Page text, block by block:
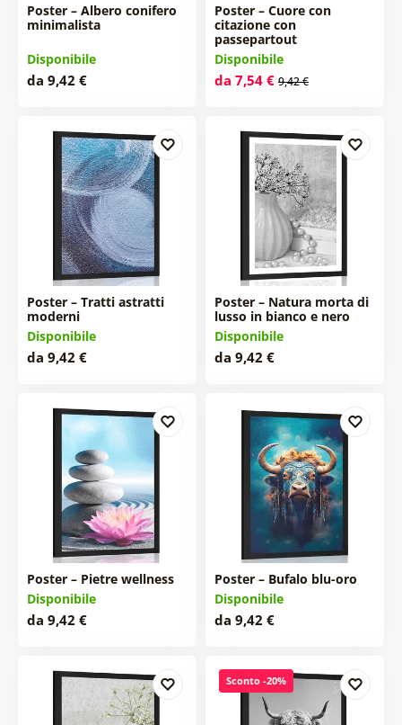
Poster – Albero conifero
minimalista
Disponibile
da 9,42 €
Poster – Cuore con
citazione con
passepartout
Disponibile
da 7,54 € 9,42 €
Poster – Tratti astratti
moderni
Disponibile
da 9,42 €
Poster – Natura morta di
lusso in bianco e nero
Disponibile
da 9,42 €
Poster – Pietre wellness
Disponibile
da 9,42 €
Poster – Bufalo blu-oro
Disponibile
da 9,42 €
Sconto -20%